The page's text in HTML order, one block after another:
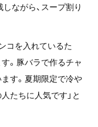
ながら、スープ割り
コを入れているた
。豚バラで作るチャ
す。夏期限定で冷や
たちに人気です」と